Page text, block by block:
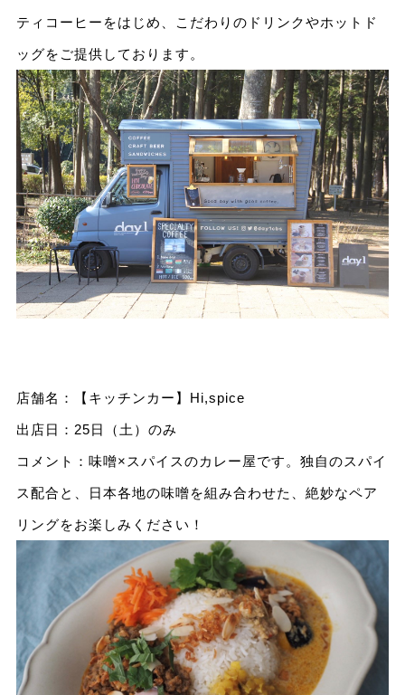
ティコーヒーをはじめ、こだわりのドリンクやホットド
ッグをご提供しております。
店舗名：【キッチンカー】Hi,spice
出店日：25日（土）のみ
コメント：味噌×スパイスのカレー屋です。独自のスパイ
ス配合と、日本各地の味噌を組み合わせた、絶妙なペア
リングをお楽しみください！